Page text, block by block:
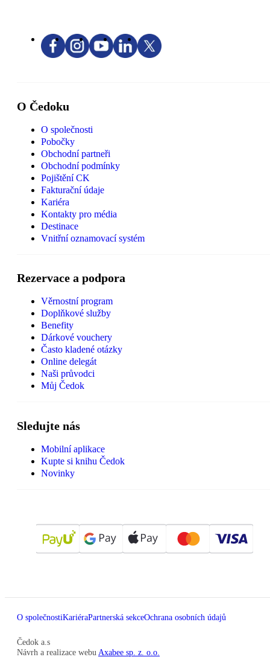
O Čedoku
O společnosti
Pobočky
Obchodní partneři
Obchodní podmínky
Pojištění CK
Fakturační údaje
Kariéra
Kontakty pro média
Destinace
Vnitřní oznamovací systém
Rezervace a podpora
Věrnostní program
Doplňkové služby
Benefity
Dárkové vouchery
Často kladené otázky
Online delegát
Naši průvodci
Můj Čedok
Sledujte nás
Mobilní aplikace
Kupte si knihu Čedok
Novinky
O společnostiKariéraPartnerská sekceOchrana osobních údajů
Čedok a.s
Návrh a realizace webu Axabee sp. z. o.o.